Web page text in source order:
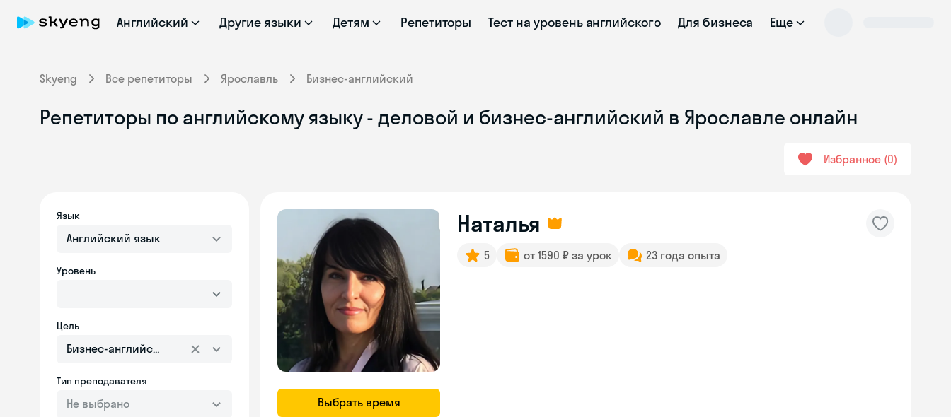
Английский Другие языки Детям Репетиторы Тест на уровень английского Для бизнеса Еще
Skyeng Все репетиторы Ярославль Бизнес-английский
Репетиторы по английскому языку - деловой и бизнес-английский в Ярославле онлайн
Избранное 0
Язык
Английский язык
Уровень
Цель
Бизнес-английский
Тип преподавателя
Не выбрано Выбрать время
Наталья
5 от 1590 ₽ за урок 23 года опыта